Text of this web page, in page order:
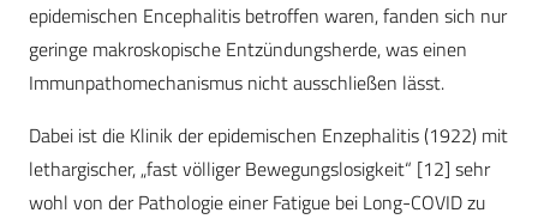
epidemischen Encephalitis betroffen waren, fanden sich nur
geringe makroskopische Entzündungsherde, was einen
Immunpathomechanismus nicht ausschließen lässt.
Dabei ist die Klinik der epidemischen Enzephalitis (1922) mit
lethargischer, „fast völliger Bewegungslosigkeit“ [12] sehr
wohl von der Pathologie einer Fatigue bei Long-COVID zu